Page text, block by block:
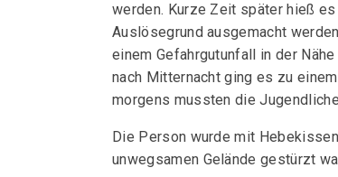
werden. Kurze Zeit später hieß
Auslösegrund ausgemacht
einem Gefahrgutunfall in der
nach Mitternacht ging es zu
morgens mussten die
Die Person wurde mit
unwegsamen Gelände gestürzt